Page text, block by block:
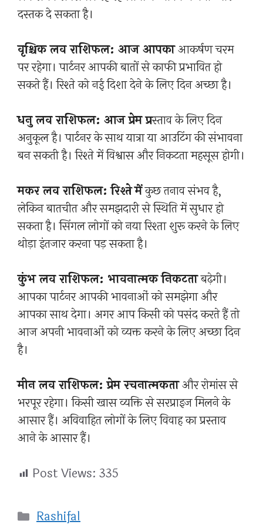
दस्तक दे सकता है।
वृश्चिक लव राशिफल: आज आपकाआकर्षण चरम
पर रहेगा। पार्टनर आपकी बातों से काफी प्रभावित हो
सकते हैं। रिश्ते को नई दिशा देने के लिए दिन अच्छा है।
धनु लव राशिफल: आज प्रेम प्रस्ताव के लिए दिन
अनुकूल है। पार्टनर के साथ यात्रा या आउटिंग की संभावना
बन सकती है। रिश्ते में विश्वास और निकटता महसूस होगी।
मकर लव राशिफल: रिश्ते मेंकुछ तनाव संभव है,
लेकिन बातचीत और समझदारी से स्थिति में सुधार हो
सकता है। सिंगल लोगों को नया रिश्ता शुरू करने के लिए
थोड़ा इंतजार करना पड़ सकता है।
कुंभ लव राशिफल: भावनात्मक निकटताबढ़ेगी।
आपका पार्टनर आपकी भावनाओं को समझेगा और
आपका साथ देगा। अगर आप किसी को पसंद करते हैं तो
आज अपनी भावनाओं को व्यक्त करने के लिए अच्छा दिन
है।
मीन लव राशिफल: प्रेम रचनात्मकताऔर रोमांस से
भरपूर रहेगा। किसी खास व्यक्ति से सरप्राइज मिलने के
आसार हैं। अविवाहित लोगों के लिए विवाह का प्रस्ताव
आने के आसार हैं।
Post Views: 335
Categories
Rashifal